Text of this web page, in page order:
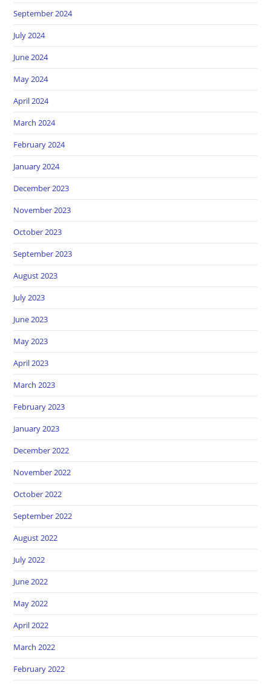
September 2024
July 2024
June 2024
May 2024
April 2024
March 2024
February 2024
January 2024
December 2023
November 2023
October 2023
September 2023
August 2023
July 2023
June 2023
May 2023
April 2023
March 2023
February 2023
January 2023
December 2022
November 2022
October 2022
September 2022
August 2022
July 2022
June 2022
May 2022
April 2022
March 2022
February 2022